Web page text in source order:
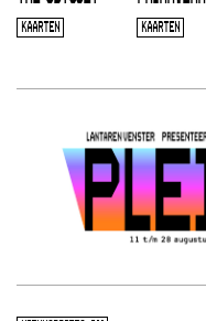
KAARTEN KAARTEN